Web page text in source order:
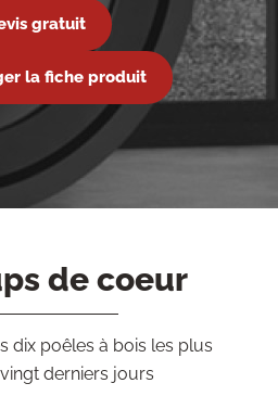
gratuit
la fiche produit
de coeur
dix poêles à bois les plus
derniers jours